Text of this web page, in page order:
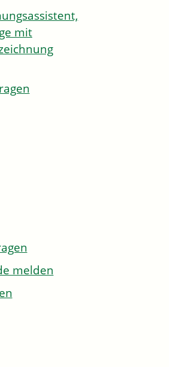
mit
melden